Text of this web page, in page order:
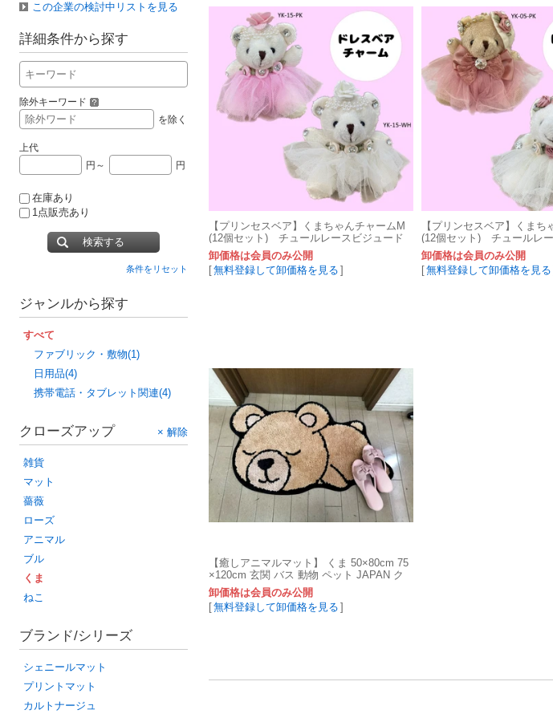
この企業の検討中リストを見る
詳細条件から探す
除外キーワード
を除く
上代
円～
円
在庫あり
1点販売あり
検索する
条件をリセット
ジャンルから探す
すべて
ファブリック・敷物(1)
日用品(4)
携帯電話・タブレット関連(4)
クローズアップ × 解除
雑貨
マット
薔薇
ローズ
アニマル
ブル
くま
ねこ
ブランド/シリーズ
シェニールマット
プリントマット
カルトナージュ
【プリンセスベア】くまちゃんチャームM
(12個セット) チュールレースビジュード
レス お土産キーリング
卸価格は会員のみ公開
[無料登録して卸価格を見る ]
【プリンセスベア】くまち
(12個セット) チュールレ
ーリングお土産
卸価格は会員のみ公開
[無料登録して卸価格を見る
【癒しアニマルマット】 くま 50×80cm 75
×120cm 玄関 バス 動物 ペット JAPAN ク
マ
卸価格は会員のみ公開
[無料登録して卸価格を見る ]